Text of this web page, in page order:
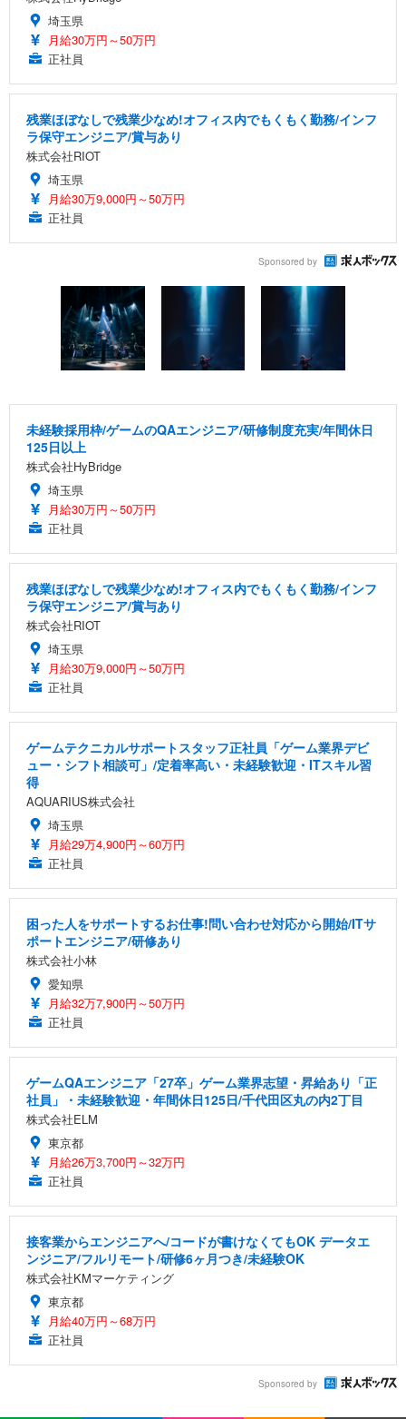
埼玉県
月給30万円～50万円
正社員
残業ほぼなしで残業少なめ!オフィス内でもくもく勤務/インフ
ラ保守エンジニア/賞与あり
株式会社RIOT
埼玉県
月給30万9,000円～50万円
正社員
Sponsored by
未経験採用枠/ゲームのQAエンジニア/研修制度充実/年間休日
125日以上
株式会社HyBridge
埼玉県
月給30万円～50万円
正社員
残業ほぼなしで残業少なめ!オフィス内でもくもく勤務/インフ
ラ保守エンジニア/賞与あり
株式会社RIOT
埼玉県
月給30万9,000円～50万円
正社員
ゲームテクニカルサポートスタッフ正社員「ゲーム業界デビ
ュー・シフト相談可」/定着率高い・未経験歓迎・ITスキル習
得
AQUARIUS株式会社
埼玉県
月給29万4,900円～60万円
正社員
困った人をサポートするお仕事!問い合わせ対応から開始/ITサ
ポートエンジニア/研修あり
株式会社小林
愛知県
月給32万7,900円～50万円
正社員
ゲームQAエンジニア「27卒」ゲーム業界志望・昇給あり「正
社員」・未経験歓迎・年間休日125日/千代田区丸の内2丁目
株式会社ELM
東京都
月給26万3,700円～32万円
正社員
接客業からエンジニアへ/コードが書けなくてもOK データエ
ンジニア/フルリモート/研修6ヶ月つき/未経験OK
株式会社KMマーケティング
東京都
月給40万円～68万円
正社員
Sponsored by